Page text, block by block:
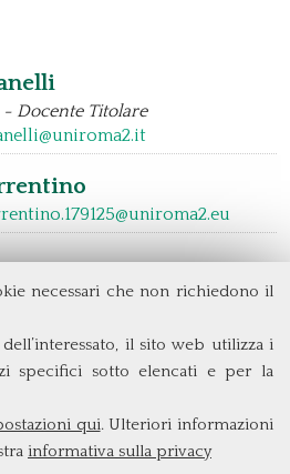
necessari che non richiedono il
il sito web utilizza i
specifici sotto elencati e per la
qui. Ulteriori informazioni
informativa sulla privacy
- Docente Titolare
di Roma Tor Vergata
Columbia, 2
Roma (Italia)
06 7259 3299/5837